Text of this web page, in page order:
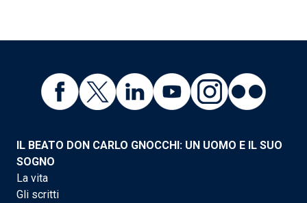
IL BEATO DON CARLO GNOCCHI: UN UOMO E IL SUO
SOGNO
La vita
Gli scritti